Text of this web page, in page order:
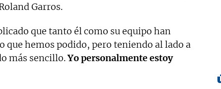
Garros.
que tanto él como su equipo han
que hemos podido, pero teniendo al lado a
más sencillo.Yo personalmente estoy